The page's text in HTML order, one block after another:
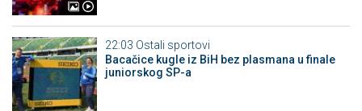
22:03 Ostali sportovi
Bacačice kugle iz BiH bez plasmana u finale
juniorskog SP-a